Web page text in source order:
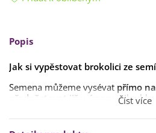
Popis
Jak si vypěstovat brokolici ze
Semena můžeme vysévat přímo
předpěstovat již v únoru . Hloubka
teplotu snížit na10–16 °C.
Číst více